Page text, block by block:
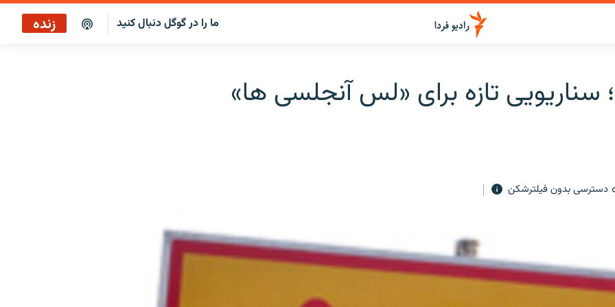
ما را در گوگل دنبال کنید زنده
سناریویی تازه برای «لس آنجلسی ها»
دسترسی بدون فیلترشکن